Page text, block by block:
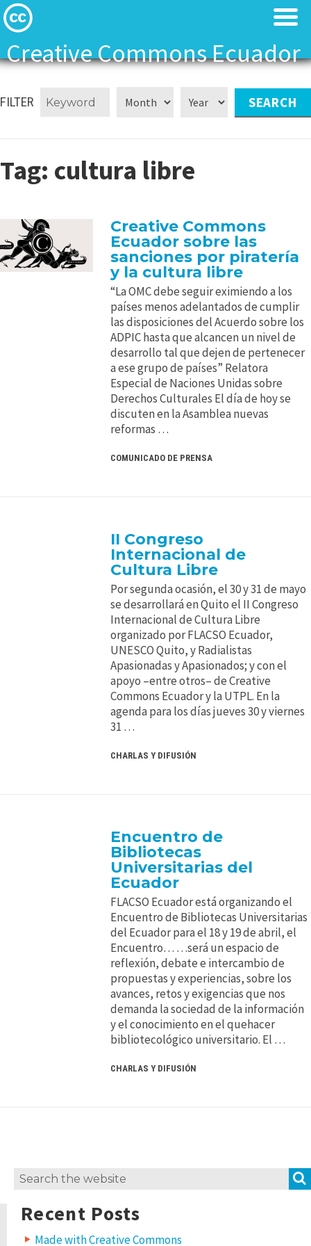
Creative Commons Ecuador
Contact
Contact
FILTER
Tag: cultura libre
Creative Commons
Ecuador sobre las
sanciones por piratería
y la cultura libre
“La OMC debe seguir eximiendo a los
países menos adelantados de cumplir
las disposiciones del Acuerdo sobre los
ADPIC hasta que alcancen un nivel de
desarrollo tal que dejen de pertenecer
a ese grupo de países” Relatora
Especial de Naciones Unidas sobre
Derechos Culturales El día de hoy se
discuten en la Asamblea nuevas
reformas …
COMUNICADO DE PRENSA
II Congreso
Internacional de
Cultura Libre
Por segunda ocasión, el 30 y 31 de mayo
se desarrollará en Quito el II Congreso
Internacional de Cultura Libre
organizado por FLACSO Ecuador,
UNESCO Quito, y Radialistas
Apasionadas y Apasionados; y con el
apoyo –entre otros– de Creative
Commons Ecuador y la UTPL. En la
agenda para los días jueves 30 y viernes
31 …
CHARLAS Y DIFUSIÓN
Encuentro de
Bibliotecas
Universitarias del
Ecuador
FLACSO Ecuador está organizando el
Encuentro de Bibliotecas Universitarias
del Ecuador para el 18 y 19 de abril, el
Encuentro… …será un espacio de
reflexión, debate e intercambio de
propuestas y experiencias, sobre los
avances, retos y exigencias que nos
demanda la sociedad de la información
y el conocimiento en el quehacer
bibliotecológico universitario. El …
CHARLAS Y DIFUSIÓN
Search
Recent Posts
Made with Creative Commons